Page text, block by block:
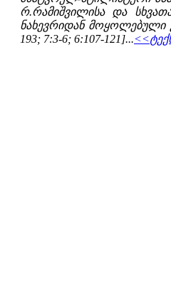
რ.რამიშვილისა და
ნახევრიდან მოყოლებული
193; 7:3-6; 6:107-121]...